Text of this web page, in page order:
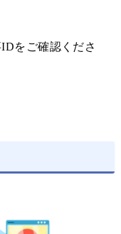
をご確認くださ